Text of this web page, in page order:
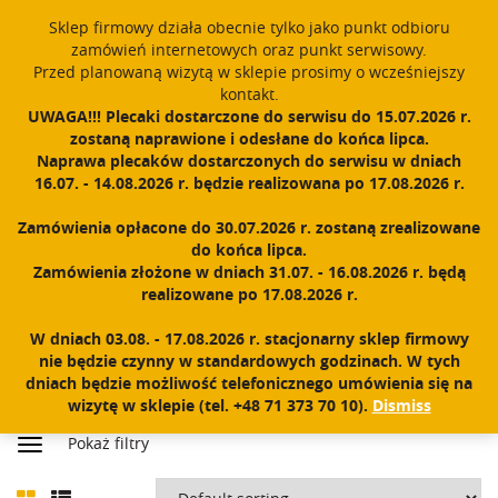
PROUDLY MADE IN POLAND SINCE 1984 English
Register Sign In 0
o
g
l
n
i
g
a
t
PRODUCTS
|Shop
Pokaż filtry
Sklep firmowy działa obecnie tylko jako punkt odbioru
zamówień internetowych oraz punkt serwisowy.
Przed planowaną wizytą w sklepie prosimy o wcześniejszy
kontakt.
UWAGA!!! Plecaki dostarczone do serwisu do 15.07.2026 r.
zostaną naprawione i odesłane do końca lipca.
Naprawa plecaków dostarczonych do serwisu w dniach
16.07. - 14.08.2026 r. będzie realizowana po 17.08.2026 r.
Zamówienia opłacone do 30.07.2026 r. zostaną zrealizowane
do końca lipca.
Zamówienia złożone w dniach 31.07. - 16.08.2026 r. będą
realizowane po 17.08.2026 r.
W dniach 03.08. - 17.08.2026 r. stacjonarny sklep firmowy
nie będzie czynny w standardowych godzinach. W tych
dniach będzie możliwość telefonicznego umówienia się na
wizytę w sklepie (tel. +48 71 373 70 10). Dismiss